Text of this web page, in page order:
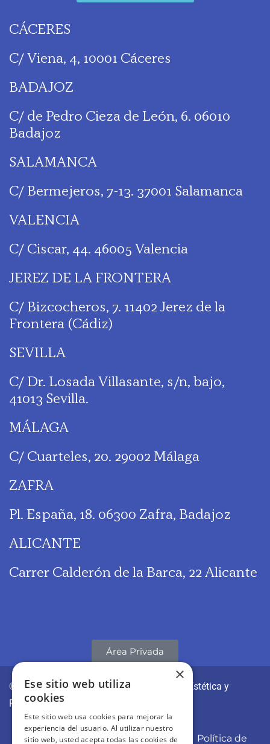
CÁCERES
C/ Viena, 4, 10001 Cáceres
BADAJOZ
C/ de Pedro Cieza de León, 6. 06010
Badajoz
SALAMANCA
C/ Bermejeros, 7-13. 37001 Salamanca
VALENCIA
C/ Ciscar, 44. 46005 Valencia
JEREZ DE LA FRONTERA
C/ Bizcocheros, 7. 11402 Jerez de la
Frontera (Cádiz)
SEVILLA
C/ Dr. Losada Villasante, s/n, bajo,
41013 Sevilla.
MÁLAGA
C/ Cuarteles, 20. 29002 Málaga
ZAFRA
Pl. España, 18. 06300 Zafra, Badajoz
ALICANTE
Carrer Calderón de la Barca, 22 Alicante
Área Privada
© CLÍNICAS REVITAE | Medicina y Cirugía Estética y
Regenerativa
Aviso Legal Política de Privacidad Política de
×
Ese sitio web utiliza
cookies
Este sitio web usa cookies para mejorar la
experiencia del usuario. Al utilizar nuestro
sitio web, usted acepta todas las cookies de